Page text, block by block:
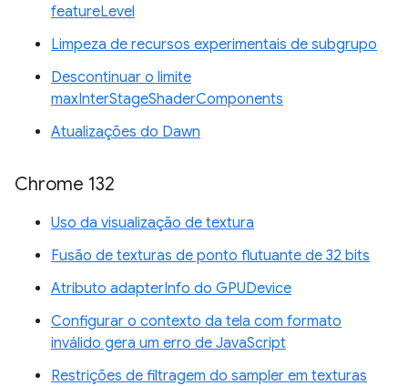
featureLevel
Limpeza de recursos experimentais de subgrupo
Descontinuar o limite
maxInterStageShaderComponents
Atualizações do Dawn
Chrome 132
Uso da visualização de textura
Fusão de texturas de ponto flutuante de 32 bits
Atributo adapterInfo do GPUDevice
Configurar o contexto da tela com formato
inválido gera um erro de JavaScript
Restrições de filtragem do sampler em texturas